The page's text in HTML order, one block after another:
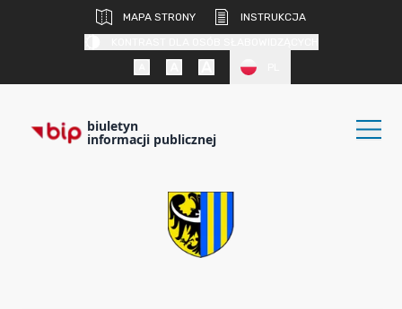
MAPA STRONY
INSTRUKCJA
biuletyn
informacji publicznej